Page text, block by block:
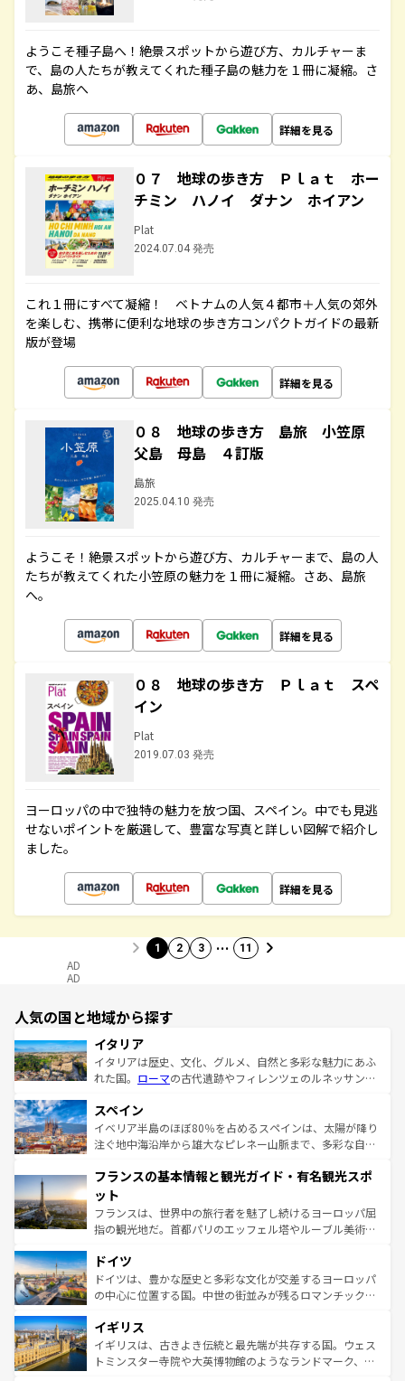
ようこそ種子島へ！絶景スポットから遊び方、カルチャーま
で、島の人たちが教えてくれた種子島の魅力を１冊に凝縮。さ
あ、島旅へ
詳細を見る
０７ 地球の歩き方 Ｐｌａｔ ホー
チミン ハノイ ダナン ホイアン
Plat
2024.07.04 発売
これ１冊にすべて凝縮！ ベトナムの人気４都市＋人気の郊外
を楽しむ、携帯に便利な地球の歩き方コンパクトガイドの最新
版が登場
詳細を見る
０８ 地球の歩き方 島旅 小笠原
父島 母島 ４訂版
島旅
2025.04.10 発売
ようこそ！絶景スポットから遊び方、カルチャーまで、島の人
たちが教えてくれた小笠原の魅力を１冊に凝縮。さあ、島旅
へ。
詳細を見る
０８ 地球の歩き方 Ｐｌａｔ スペ
イン
Plat
2019.07.03 発売
ヨーロッパの中で独特の魅力を放つ国、スペイン。中でも見逃
せないポイントを厳選して、豊富な写真と詳しい図解で紹介し
ました。
詳細を見る
1 2 3 … 11
AD
AD
人気の国と地域から探す
イタリア
イタリアは歴史、文化、グルメ、自然と多彩な魅力にあふ
れた国。 ローマの古代遺跡やフィレンツェのルネッサンス
ろん、トスカーナの美しい田園風景やアマルフィ海岸の絶
景など、自然景観も見逃せない。観光の合間には、本場の
ピザやパスタなど、絶品のイタリア料理を堪能することも
ませてくれるイタリアで、忘れられない旅をしてみよう！
なお、新着のイタリア情報は
しい。
スペイン
イベリア半島のほぼ80％を占めるスペインは、太陽が降り
注ぐ地中海沿岸から雄大なピレネー山脈まで、多彩な自然
文化が根付くこの国では、情熱的なフラメンコ、熱気あふ
れる闘牛、そして美味しいタパスが生活の一部となってい
る。首都マドリードの洗練された雰囲気や、バルセロナの
アートに溢れた街角から、地方では古代ローマ遺跡や中世
せる。地方によって風土や気候が異なるスペインはその個
性で訪れる人を魅了する。 なお、新着のスペイン情報は コ
ンテンツ一覧を参照してほしい。
フランスの基本情報と観光ガイド・有名観光スポ
ット
フランスは、世界中の旅行者を魅了し続けるヨーロッパ屈
指の観光地だ。首都パリのエッフェル塔やルーブル美術館
で、幅広い魅力が詰まっている。華麗な宮殿、歴史的な大
聖堂、美しいビーチ、そして豊かな自然が、訪れる者を心
から魅了する。また、フランスは美食の国としても知ら
いる。シャンパンの発祥地であるランス、プロヴァンスの
香り高いラベンダー畑など、多彩な楽しみ方が可能だ。さ
らに、パリ以外の地域にも魅力が溢れており、どの街角に
ドイツ
ドイツは、豊かな歴史と多彩な文化が交差するヨーロッパ
の中心に位置する国。中世の街並みが残るロマンチック街
顔を持つこの国は、どこを歩いても飽きることがない。ベ
ルリンの文化的活気、バイエルン州のアルプスの絶景、そ
してライン川沿いのワイン畑といった風景は必見。ビール
イギリス
イギリスは、古きよき伝統と最先端が共存する国。ウェス
トミンスター寺院や大英博物館のようなランドマーク、歴